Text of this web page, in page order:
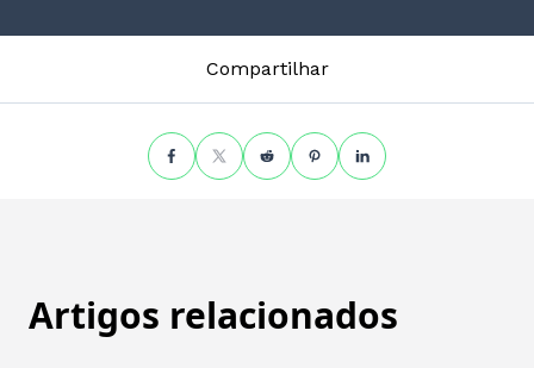
Compartilhar
Artigos relacionados